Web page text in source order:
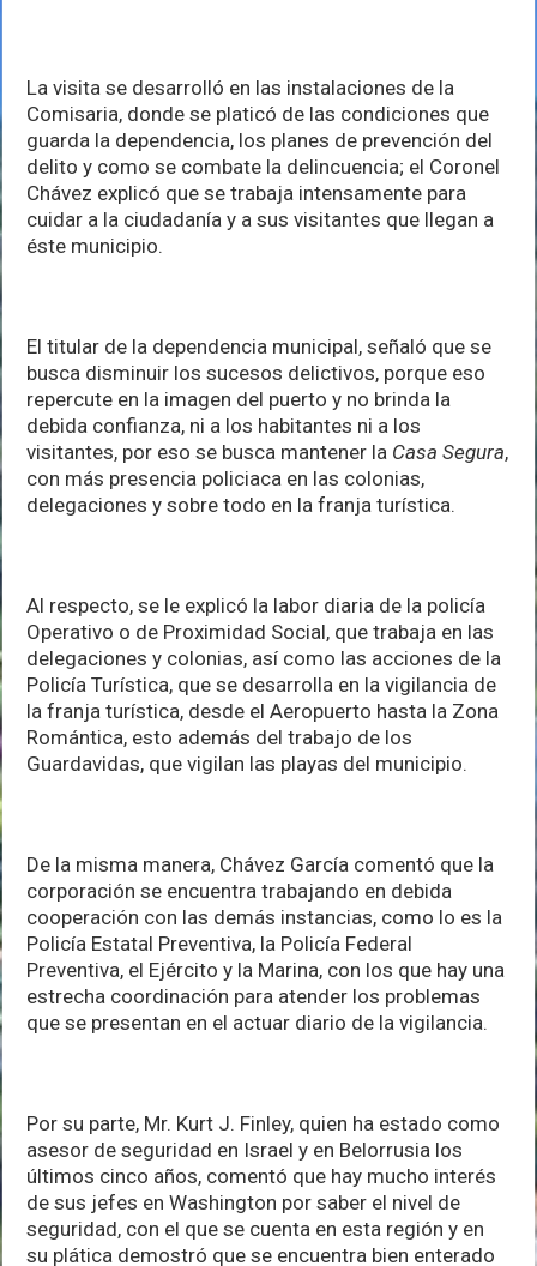
La visita se desarrolló en las instalaciones de la
Comisaria, donde se platicó de las condiciones que
guarda la dependencia, los planes de prevención del
delito y como se combate la delincuencia; el Coronel
Chávez explicó que se trabaja intensamente para
cuidar a la ciudadanía y a sus visitantes que llegan a
éste municipio.
El titular de la dependencia municipal, señaló que se
busca disminuir los sucesos delictivos, porque eso
repercute en la imagen del puerto y no brinda la
debida confianza, ni a los habitantes ni a los
visitantes, por eso se busca mantener la Casa Segura,
con más presencia policiaca en las colonias,
delegaciones y sobre todo en la franja turística.
Al respecto, se le explicó la labor diaria de la policía
Operativo o de Proximidad Social, que trabaja en las
delegaciones y colonias, así como las acciones de la
Policía Turística, que se desarrolla en la vigilancia de
la franja turística, desde el Aeropuerto hasta la Zona
Romántica, esto además del trabajo de los
Guardavidas, que vigilan las playas del municipio.
De la misma manera, Chávez García comentó que la
corporación se encuentra trabajando en debida
cooperación con las demás instancias, como lo es la
Policía Estatal Preventiva, la Policía Federal
Preventiva, el Ejército y la Marina, con los que hay una
estrecha coordinación para atender los problemas
que se presentan en el actuar diario de la vigilancia.
Por su parte, Mr. Kurt J. Finley, quien ha estado como
asesor de seguridad en Israel y en Belorrusia los
últimos cinco años, comentó que hay mucho interés
de sus jefes en Washington por saber el nivel de
seguridad, con el que se cuenta en esta región y en
su plática demostró que se encuentra bien enterado